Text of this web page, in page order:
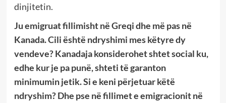
dinjitetin.
Ju emigruat fillimisht në Greqi dhe më pas në
Kanada. Cili është ndryshimi mes këtyre dy
vendeve? Kanadaja konsiderohet shtet social ku,
edhe kur je pa punë, shteti të garanton
minimumin jetik. Si e keni përjetuar këtë
ndryshim? Dhe pse në fillimet e emigracionit në